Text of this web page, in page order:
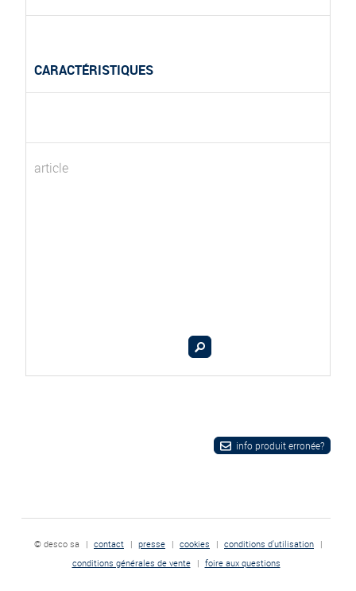
CARACTÉRISTIQUES
article
info produit erronée?
© desco sa | contact | presse | cookies | conditions d'utilisation |
conditions générales de vente
| foire aux questions